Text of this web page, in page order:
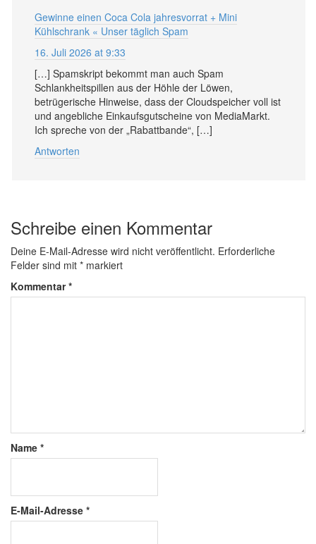
Gewinne einen Coca Cola jahresvorrat + Mini
Kühlschrank « Unser täglich Spam
16. Juli 2026 at 9:33
[…] Spamskript bekommt man auch Spam
Schlankheitspillen aus der Höhle der Löwen,
betrügerische Hinweise, dass der Cloudspeicher voll ist
und angebliche Einkaufsgutscheine von MediaMarkt.
Ich spreche von der „Rabattbande“, […]
Antworten
Schreibe einen Kommentar
Deine E-Mail-Adresse wird nicht veröffentlicht. Erforderliche
Felder sind mit * markiert
Kommentar*
Name *
E-Mail-Adresse *